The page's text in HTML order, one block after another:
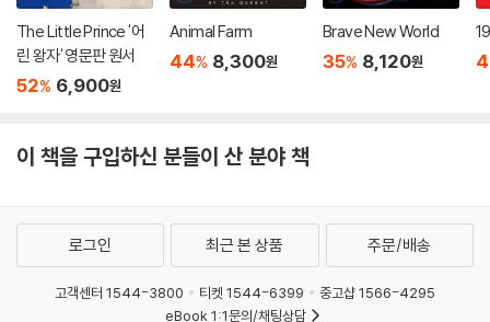
The Little Prince '어
린 왕자' 영문판 원서
52% 6,900원
Animal Farm
44% 8,300원
Brave New World
35% 8,120원
이 책을 구입하신 분들이 산 분야 책
로그인 최근 본 상품 주문/배송
고객센터 1544-3800 티켓 1544-6399
중고샵 1566-4295
eBook 1:1문의/채팅상담